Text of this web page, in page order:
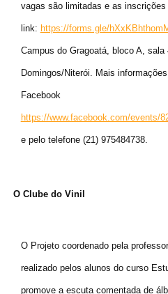
vagas são limitadas e as
link: https://forms.gle/
Campus do Gragoatá, bloco A, sala
Domingos/Niterói. Mais
Facebook
https://www.facebook.com/events/
e pelo telefone (21) 975484738.
O Clube do Vinil
O Projeto coordenado pela
realizado pelos alunos do curso
promove a escuta comentada de